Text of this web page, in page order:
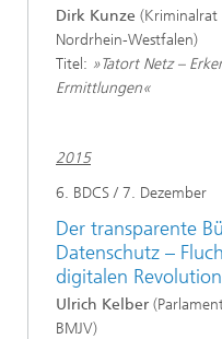
Dirk Kunze (Kriminalrat
Nordrhein-Westfalen)
Titel: »Tatort Netz –
Ermittlungen«
2015
6. BDCS / 7. Dezember
Der transparente
Datenschutz –
digitalen
Ulrich Kelber
BMJV)